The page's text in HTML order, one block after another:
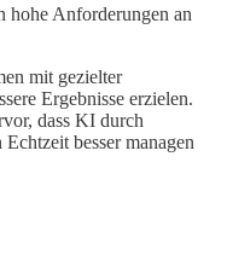
hohe Anforderungen an
mit gezielter
Ergebnisse erzielen.
dass KI durch
besser managen